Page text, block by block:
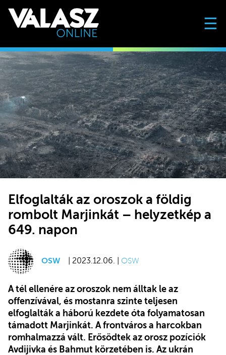
☰
Elfoglalták az oroszok a földig
rombolt Marjinkát – helyzetkép a
649. napon
OSW | 2023.12.06. | OSW
A tél ellenére az oroszok nem álltak le az
offenzívával, és mostanra szinte teljesen
elfoglalták a háború kezdete óta folyamatosan
támadott Marjinkát. A frontváros a harcokban
romhalmazzá vált. Erősödtek az orosz pozíciók
Avdijivka és Bahmut körzetében is. Az ukrán